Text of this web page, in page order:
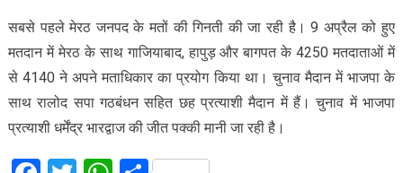
सबसे पहले मेरठ जनपद के मतों की गिनती की जा रही है। 9 अप्रैल को हुए
मतदान में मेरठ के साथ गाजियाबाद, हापुड़ और बागपत के 4250 मतदाताओं में
से 4140 ने अपने मताधिकार का प्रयोग किया था। चुनाव मैदान में भाजपा के
साथ रालोद सपा गठबंधन सहित छह प्रत्याशी मैदान में हैं। चुनाव में भाजपा
प्रत्याशी धर्मेंद्र भारद्वाज की जीत पक्की मानी जा रही है।